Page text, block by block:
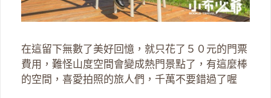
在這留下無數了美好回憶，就只花了５０元的門票
費用，難怪山度空間會變成熱門景點了，有這麼棒
的空間，喜愛拍照的旅人們，千萬不要錯過了喔